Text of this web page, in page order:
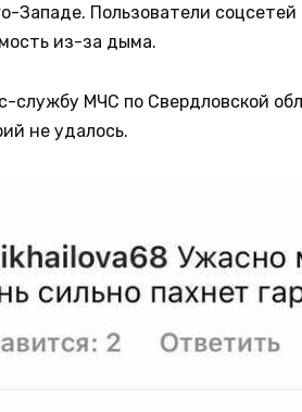
Западе. Пользователи
из-за дыма.
службу МЧС по Свердловской
не удалось.